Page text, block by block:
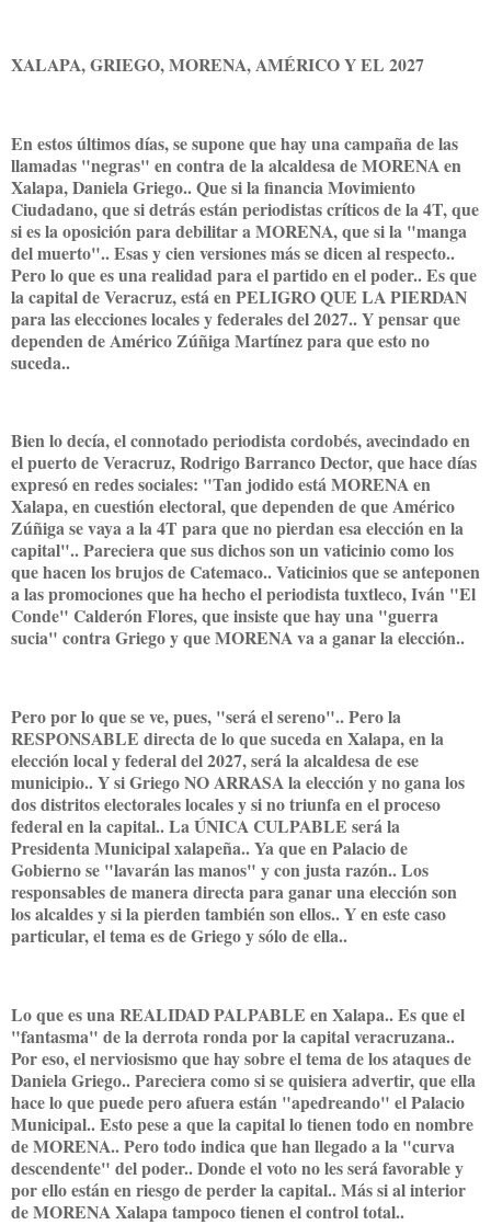
XALAPA, GRIEGO, MORENA, AMÉRICO Y EL 2027
En estos últimos días, se supone que hay una campaña de las
llamadas "negras" en contra de la alcaldesa de MORENA en
Xalapa, Daniela Griego.. Que si la financia Movimiento
Ciudadano, que si detrás están periodistas críticos de la 4T, que
si es la oposición para debilitar a MORENA, que si la "manga
del muerto".. Esas y cien versiones más se dicen al respecto..
Pero lo que es una realidad para el partido en el poder.. Es que
la capital de Veracruz, está en PELIGRO QUE LA PIERDAN
para las elecciones locales y federales del 2027.. Y pensar que
dependen de Américo Zúñiga Martínez para que esto no
suceda..
Bien lo decía, el connotado periodista cordobés, avecindado en
el puerto de Veracruz, Rodrigo Barranco Dector, que hace días
expresó en redes sociales: "Tan jodido está MORENA en
Xalapa, en cuestión electoral, que dependen de que Américo
Zúñiga se vaya a la 4T para que no pierdan esa elección en la
capital".. Pareciera que sus dichos son un vaticinio como los
que hacen los brujos de Catemaco.. Vaticinios que se anteponen
a las promociones que ha hecho el periodista tuxtleco, Iván "El
Conde" Calderón Flores, que insiste que hay una "guerra
sucia" contra Griego y que MORENA va a ganar la elección..
Pero por lo que se ve, pues, "será el sereno".. Pero la
RESPONSABLE directa de lo que suceda en Xalapa, en la
elección local y federal del 2027, será la alcaldesa de ese
municipio.. Y si Griego NO ARRASA la elección y no gana los
dos distritos electorales locales y si no triunfa en el proceso
federal en la capital.. La ÚNICA CULPABLE será la
Presidenta Municipal xalapeña.. Ya que en Palacio de
Gobierno se "lavarán las manos" y con justa razón.. Los
responsables de manera directa para ganar una elección son
los alcaldes y si la pierden también son ellos.. Y en este caso
particular, el tema es de Griego y sólo de ella..
Lo que es una REALIDAD PALPABLE en Xalapa.. Es que el
"fantasma" de la derrota ronda por la capital veracruzana..
Por eso, el nerviosismo que hay sobre el tema de los ataques de
Daniela Griego.. Pareciera como si se quisiera advertir, que ella
hace lo que puede pero afuera están "apedreando" el Palacio
Municipal.. Esto pese a que la capital lo tienen todo en nombre
de MORENA.. Pero todo indica que han llegado a la "curva
descendente" del poder.. Donde el voto no les será favorable y
por ello están en riesgo de perder la capital.. Más si al interior
de MORENA Xalapa tampoco tienen el control total..